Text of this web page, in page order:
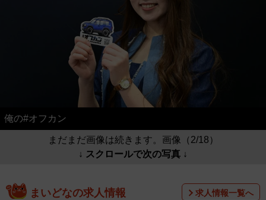
俺の#オフカン
まだまだ画像は続きます。画像（2/18）
↓ スクロールで次の写真 ↓
まいどなの求人情報 求人情報一覧へ